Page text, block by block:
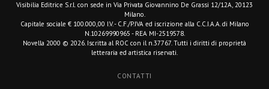
Visibilia Editrice S.r.l. con sede in Via Privata Giovannino De Grassi 12/12A, 20123
Milano.
Capitale sociale € 100.000,00 I.V. - C.F./P.IVA ed iscrizione alla C.C.I.A.A. di Milano
N.10269990965 - REA MI-2519578.
Novella 2000 © 2026. Iscritta al ROC con il n.37767. Tutti i diritti di proprietà
letteraria ed artistica riservati.
CONTATTI